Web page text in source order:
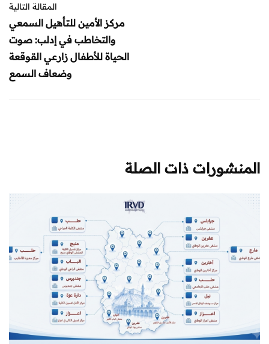
المقالة التالية
مركز الأمين للتأهيل السمعي
والتخاطب في إدلب: صوت
الحياة للأطفال زارعي القوقعة
وضعاف السمع
المنشورات ذات الصلة